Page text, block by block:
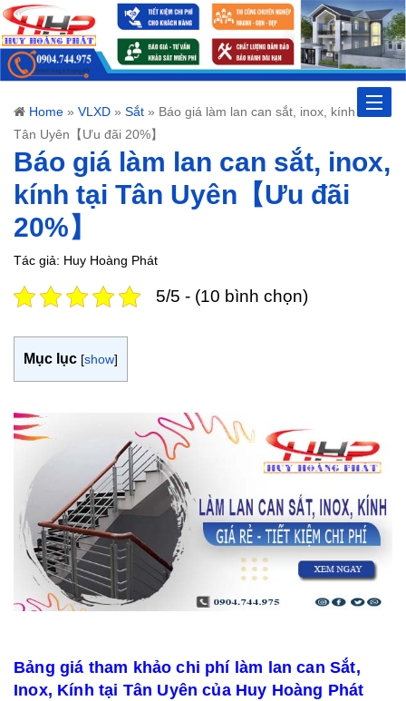
Toggle
Home » VLXD » Sắt » Báo giá làm lan can sắt, inox, kính tại
Tân Uyên【Ưu đãi 20%】
Báo giá làm lan can sắt, inox,
kính tại Tân Uyên【Ưu đãi
20%】
Tác giả: Huy Hoàng Phát
5/5 - (10 bình chọn)
Mục lục [show]
Bảng giá tham khảo chi phí làm lan can Sắt,
Inox, Kính tại Tân Uyên của Huy Hoàng Phát